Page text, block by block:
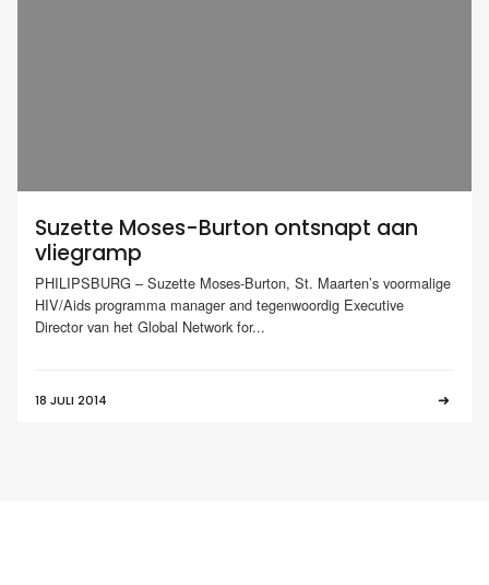
Suzette Moses-Burton ontsnapt aan
vliegramp
PHILIPSBURG – Suzette Moses-Burton, St. Maarten’s voormalige
HIV/Aids programma manager and tegenwoordig Executive
Director van het Global Network for...
18 JULI 2014